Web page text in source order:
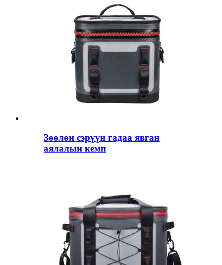
Зөөлөн сэрүүн гадаа явган
аялалын кемп